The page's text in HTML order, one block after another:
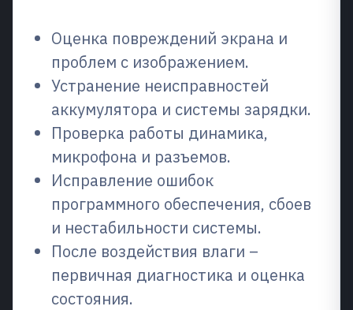
Оценка повреждений экрана и
проблем с изображением.
Устранение неисправностей
аккумулятора и системы зарядки.
Проверка работы динамика,
микрофона и разъемов.
Исправление ошибок
программного обеспечения, сбоев
и нестабильности системы.
После воздействия влаги –
первичная диагностика и оценка
состояния.